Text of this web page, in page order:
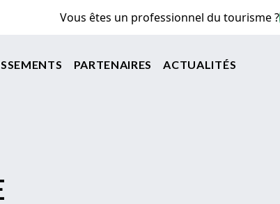
Vous êtes un professionnel du tourisme ?
principale
PARTENAIRES ACTUALITÉS